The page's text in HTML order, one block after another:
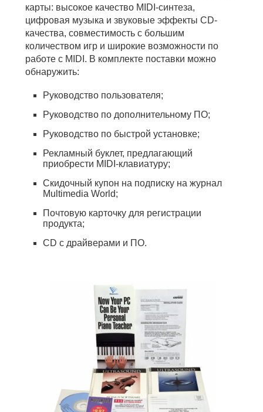
карты: высокое качество MIDI-синтеза,
цифровая музыка и звуковые эффекты CD-
качества, совместимость с большим
количеством игр и широкие возможности по
работе с MIDI. В комплекте поставки можно
обнаружить:
Руководство пользователя;
Руководство по дополнительному ПО;
Руководство по быстрой установке;
Рекламный буклет, предлагающий
приобрести MIDI-клавиатуру;
Скидочный купон на подписку на журнал
Multimedia World;
Почтовую карточку для регистрации
продукта;
CD с драйверами и ПО.